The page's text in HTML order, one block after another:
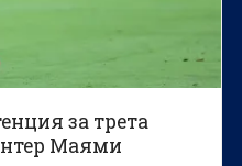
за трета
Маями